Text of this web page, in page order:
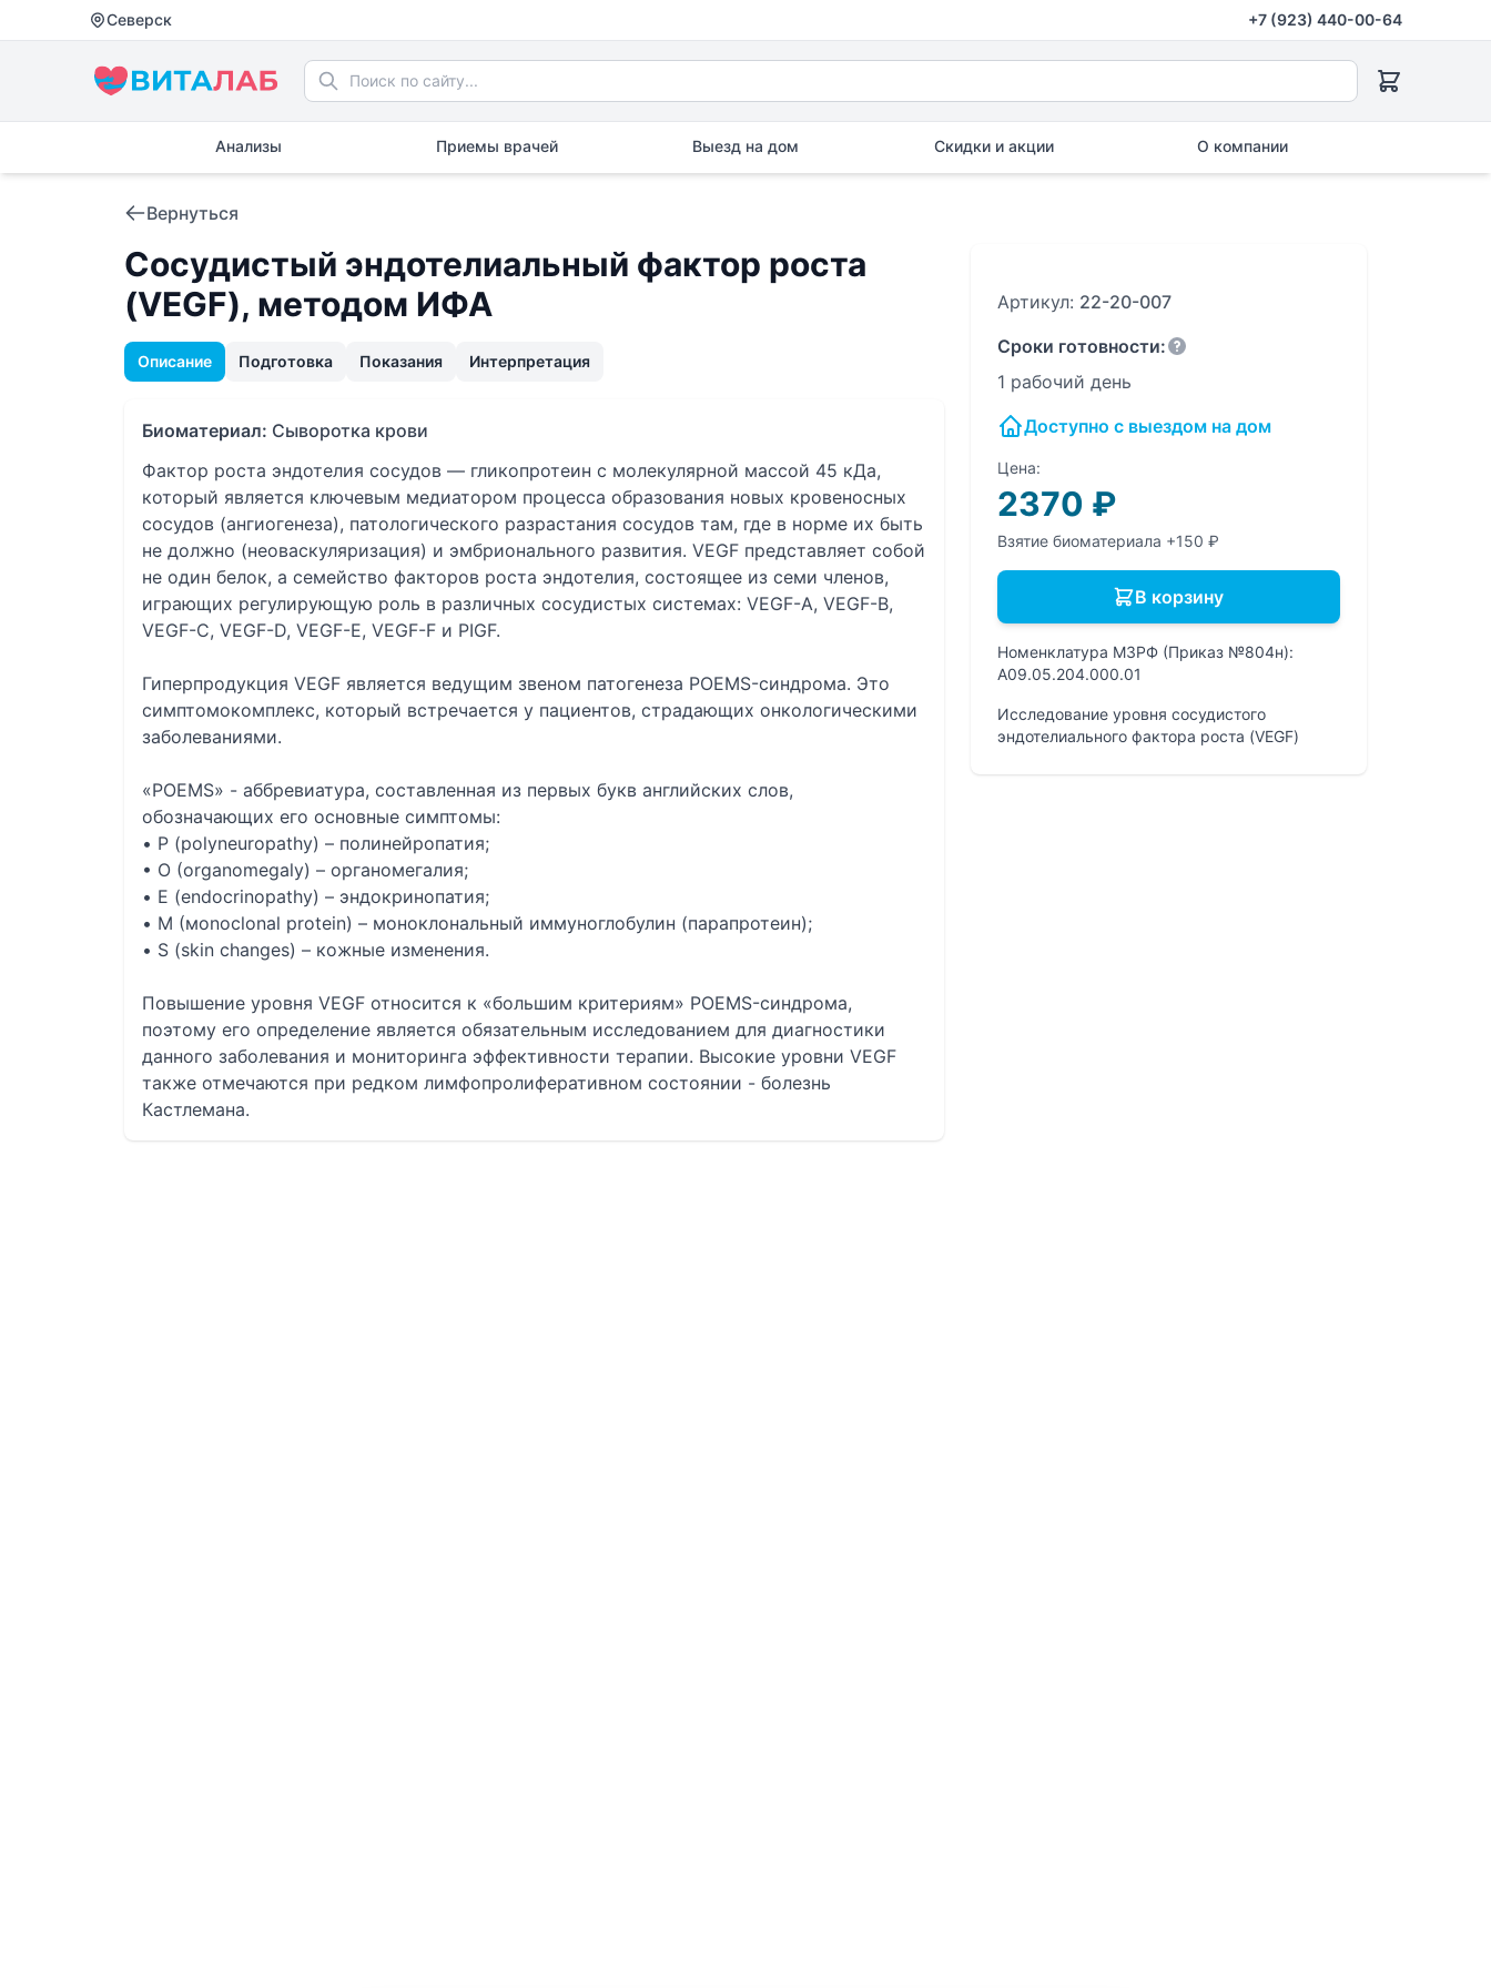
Северск +7 (923) 440-00-64
Анализы Приемы врачей Выезд на дом Скидки и акции О компании
Вернуться
Сосудистый эндотелиальный фактор роста
(VEGF), методом ИФА
Описание Подготовка Показания Интерпретация
Биоматериал: Сыворотка крови
Фактор роста эндотелия сосудов — гликопротеин с молекулярной массой 45 кДа,
который является ключевым медиатором процесса образования новых кровеносных
сосудов (ангиогенеза), патологического разрастания сосудов там, где в норме их быть
не должно (неоваскуляризация) и эмбрионального развития. VEGF представляет собой
не один белок, а семейство факторов роста эндотелия, состоящее из семи членов,
играющих регулирующую роль в различных сосудистых системах: VEGF-A, VEGF-B,
VEGF-C, VEGF-D, VEGF-E, VEGF-F и PIGF.
Гиперпродукция VEGF является ведущим звеном патогенеза РОЕМS-синдрома. Это
симптомокомплекс, который встречается у пациентов, страдающих онкологическими
заболеваниями.
«РОЕМS» - аббревиатура, составленная из первых букв английских слов,
обозначающих его основные симптомы:
• P (polyneuropathy) – полинейропатия;
• О (organomegaly) – органомегалия;
• E (endocrinopathy) – эндокринопатия;
• M (мonoclonal protein) – моноклональный иммуноглобулин (парапротеин);
• S (skin changes) – кожные изменения.
Повышение уровня VEGF относится к «большим критериям» РОЕМS-синдрома,
поэтому его определение является обязательным исследованием для диагностики
данного заболевания и мониторинга эффективности терапии. Высокие уровни VEGF
также отмечаются при редком лимфопролиферативном состоянии - болезнь
Кастлемана.
Артикул: 22-20-007
Сроки готовности:
1 рабочий день
Доступно с выездом на дом
Цена:
2370 ₽
Взятие биоматериала +150 ₽
В корзину
Номенклатура МЗРФ (Приказ №804н):
A09.05.204.000.01
Исследование уровня сосудистого
эндотелиального фактора роста (VEGF)